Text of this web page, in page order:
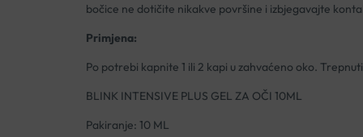
bočice ne dotičite nikakve površine i izbjegavajte
Primjena:
Po potrebi kapnite 1 ili 2 kapi u zahvaćeno oko.
BLINK INTENSIVE PLUS GEL ZA OČI 10ML
Pakiranje: 10 ML